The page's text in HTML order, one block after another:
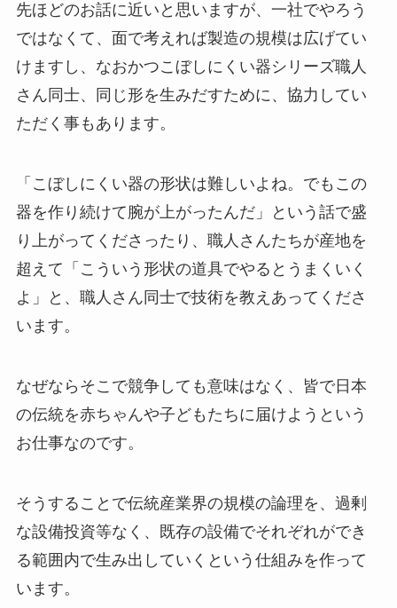
先ほどのお話に近いと思いますが、一社でやろう
ではなくて、面で考えれば製造の規模は広げてい
けますし、なおかつこぼしにくい器シリーズ職人
さん同士、同じ形を生みだすために、協力してい
ただく事もあります。
「こぼしにくい器の形状は難しいよね。でもこの
器を作り続けて腕が上がったんだ」という話で盛
り上がってくださったり、職人さんたちが産地を
超えて「こういう形状の道具でやるとうまくいく
よ」と、職人さん同士で技術を教えあってくださ
います。
なぜならそこで競争しても意味はなく、皆で日本
の伝統を赤ちゃんや子どもたちに届けようという
お仕事なのです。
そうすることで伝統産業界の規模の論理を、過剰
な設備投資等なく、既存の設備でそれぞれができ
る範囲内で生み出していくという仕組みを作って
います。